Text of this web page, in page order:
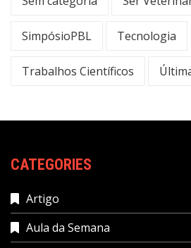
SimpósioPBL Tecnologia
Trabalhos Científicos
CATEGORIES
Artigo
Aula da Semana